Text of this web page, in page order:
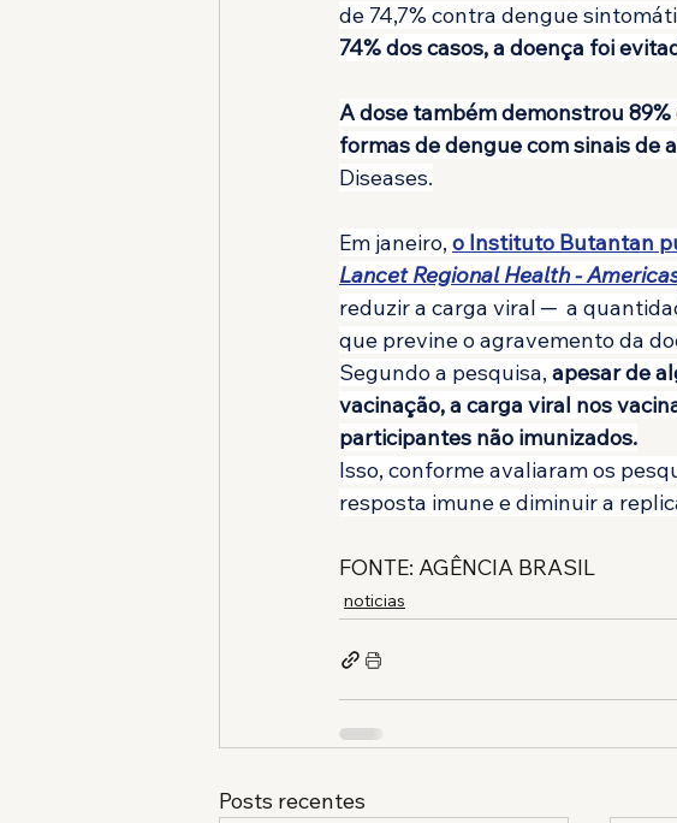
de 74,7% contra dengue
74% dos casos, a doença foi
A dose também demonstrou
formas de dengue com sinais de
Diseases.
Em janeiro, o Instituto Butantan
Lancet Regional Health -
reduzir a carga viral ─  a
que previne o agravemento da
Segundo a pesquisa, apesar de
vacinação, a carga viral nos
participantes não imunizados.
Isso, conforme avaliaram os
resposta imune e diminuir a
FONTE: AGÊNCIA BRASIL
noticias
Posts recentes